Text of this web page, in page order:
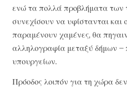
ενώ τα πολλά προβλήματα των
συνεχίσουν να υφίστανται και
παραμένουν χαμένες, θα
αλληλογραφία μεταξύ δήμων –
υπουργείων.
Πρόοδος λοιπόν για τη χώρα